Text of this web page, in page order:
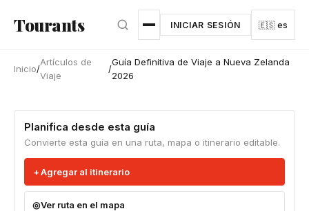
Tourants INICIAR SESIÓN 🇪🇸 es
Inicio/
Artículos de
Viaje
/
Guía Definitiva de Viaje a Nueva Zelanda
2026
Planifica desde esta guía
Convierte esta guía en una ruta, mapa o itinerario editable.
Agregar al itinerario
Ver ruta en el mapa